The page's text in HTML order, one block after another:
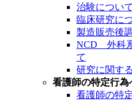
治験について
臨床研究に
製造販売後
NCD 外科
て
研究に関す
看護師の特定行為
看護師の特